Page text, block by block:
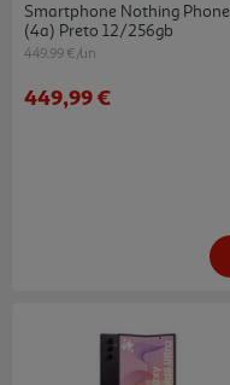
Smartphone Nothing Phone
(4a) Preto 12/256gb
449.99 €/un
449,99 €